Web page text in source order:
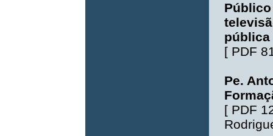
pública
[ PDF
Pe.
[ PDF